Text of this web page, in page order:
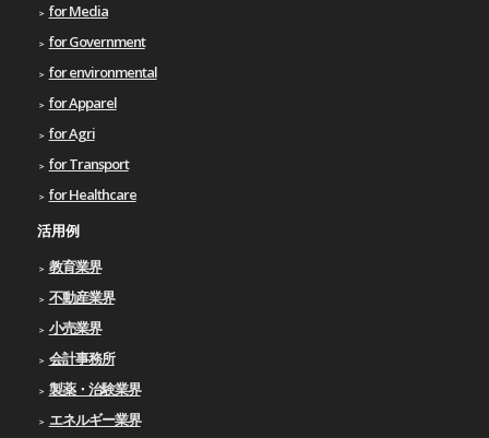
for Media
for Government
for environmental
for Apparel
for Agri
for Transport
for Healthcare
活用例
教育業界
不動産業界
小売業界
会計事務所
製薬・治験業界
エネルギー業界